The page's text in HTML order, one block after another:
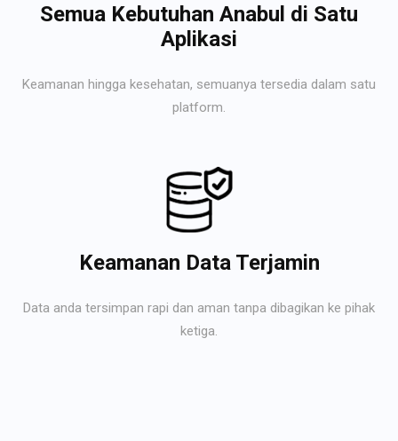
Semua Kebutuhan Anabul di Satu
Aplikasi
Keamanan hingga kesehatan, semuanya tersedia dalam satu
platform.
Keamanan Data Terjamin
Data anda tersimpan rapi dan aman tanpa dibagikan ke pihak
ketiga.